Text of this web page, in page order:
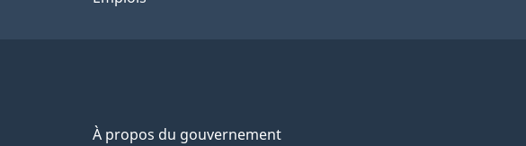
À propos du gouvernement